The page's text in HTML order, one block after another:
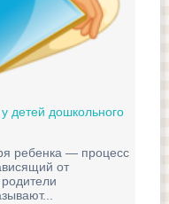
детей дошкольного
ребенка — процесс
от